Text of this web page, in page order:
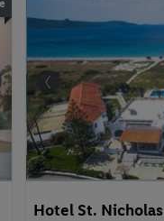
Hotel St. Nicholas